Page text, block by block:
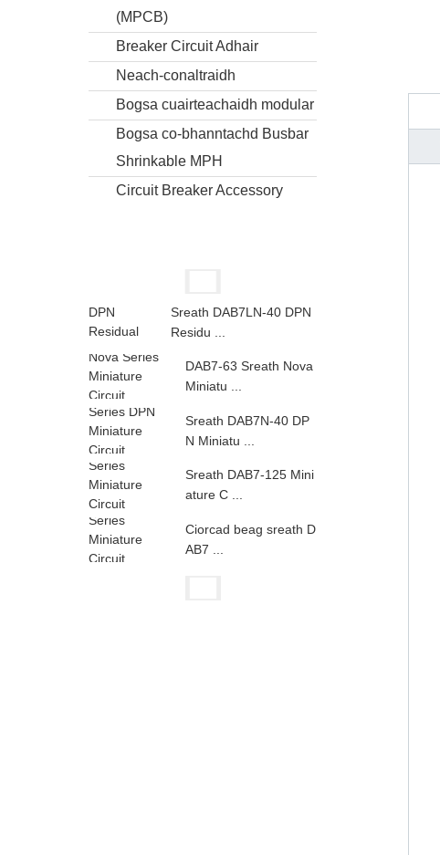
(MPCB)
Breaker Circuit Adhair
Neach-conaltraidh
Bogsa cuairteachaidh modular
Bogsa co-bhanntachd Busbar
Shrinkable MPH
Circuit Breaker Accessory
Sreath DAB7LN-40 DPN
Residu ...
DAB7-63 Sreath Nova
Miniatu ...
Sreath DAB7N-40 DP
N Miniatu ...
Sreath DAB7-125 Mini
ature C ...
Ciorcad beag sreath D
AB7 ...